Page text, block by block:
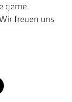
gerne.
freuen uns